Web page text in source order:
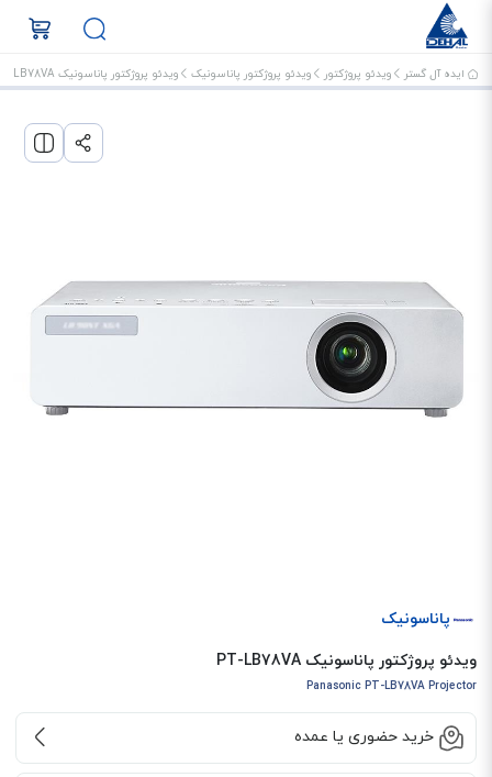
ایده آل گستر ویدئو پروژکتور ویدئو پروژکتور پاناسونیک ویدئو پروژکتور پاناسونیک PT-LB78VA
پاناسونیک
ویدئو پروژکتور پاناسونیک PT-LB78VA
Panasonic PT-LB78VA Projector
خرید حضوری یا عمده